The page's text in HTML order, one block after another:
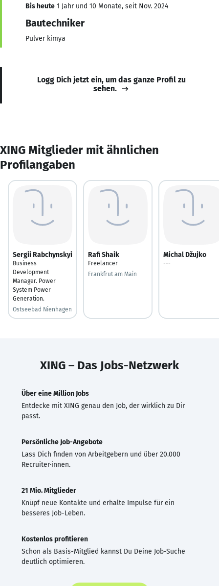
Bis heute 1 Jahr und 10 Monate, seit Nov. 2024
Bautechniker
Pulver kimya
Logg Dich jetzt ein, um das ganze Profil zu
sehen.
XING Mitglieder mit ähnlichen
Profilangaben
Sergii Rabchynskyi
Business
Development
Manager. Power
System Power
Generation.
Ostseebad Nienhagen
Rafi Shaik
Freelancer
Frankfrut am Main
Michal Džujko
---
XING – Das Jobs-Netzwerk
Über eine Million Jobs
Entdecke mit XING genau den Job, der wirklich zu Dir
passt.
Persönliche Job-Angebote
Lass Dich finden von Arbeitgebern und über 20.000
Recruiter·innen.
21 Mio. Mitglieder
Knüpf neue Kontakte und erhalte Impulse für ein
besseres Job-Leben.
Kostenlos profitieren
Schon als Basis-Mitglied kannst Du Deine Job-Suche
deutlich optimieren.